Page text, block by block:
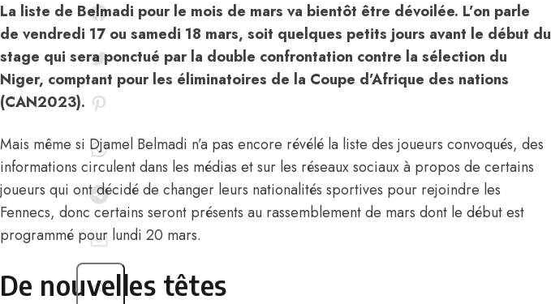
La liste de Belmadi pour le mois de mars va bientôt être dévoilée. L’on parle
de vendredi 17 ou samedi 18 mars, soit quelques petits jours avant le début du
stage qui sera ponctué par la double confrontation contre la sélection du
Niger, comptant pour les éliminatoires de la Coupe d’Afrique des nations
(CAN2023).
Mais même si Djamel Belmadi n’a pas encore révélé la liste des joueurs convoqués, des
informations circulent dans les médias et sur les réseaux sociaux à propos de certains
joueurs qui ont décidé de changer leurs nationalités sportives pour rejoindre les
Fennecs, donc certains seront présents au rassemblement de mars dont le début est
programmé pour lundi 20 mars.
De nouvelles têtes